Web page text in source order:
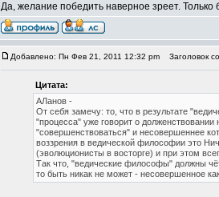
Да, желание победить наверное зреет.
Добавлено: Пн Фев 21, 2011 12:32 pm Заголовок
Цитата:
АЛанов -
От себя замечу: то, что в результате
"процесса" уже говорит о
"совершенствоваться" и несовершеннее
воззрения в ведической философии это
(эволюционисты в восторге) и при этом
Так что, "ведические философы" должны
то быть никак не может - несовершенное